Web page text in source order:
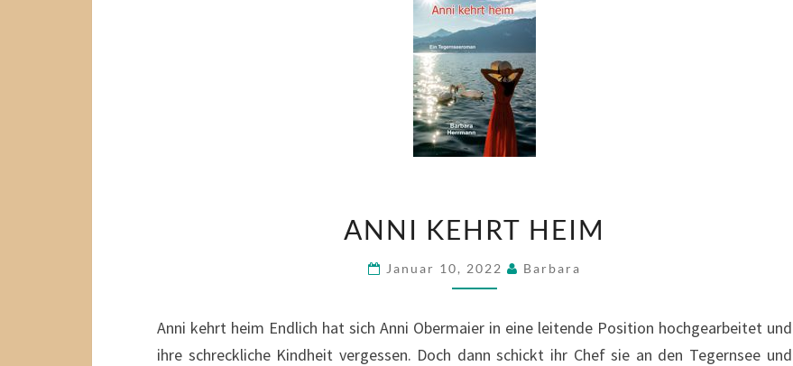
KEHRT
HEIM
ANNI KEHRT HEIM
Januar 10, 2022 Barbara
Anni kehrt heim Endlich hat sich Anni Obermaier in eine leitende Position hochgearbeitet und
ihre schreckliche Kindheit vergessen. Doch dann schickt ihr Chef sie an den Tegernsee und